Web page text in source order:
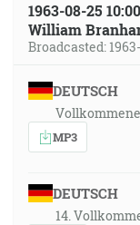
1963-08-25
William
Broadcasted:
DEUTSCH
MP3
DEUTSCH
14.